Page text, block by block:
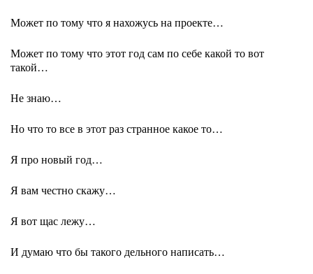
Может по тому что я нахожусь на проекте…
Может по тому что этот год сам по себе какой то вот
такой…
Не знаю…
Но что то все в этот раз странное какое то…
Я про новый год…
Я вам честно скажу…
Я вот щас лежу…
И думаю что бы такого дельного написать…